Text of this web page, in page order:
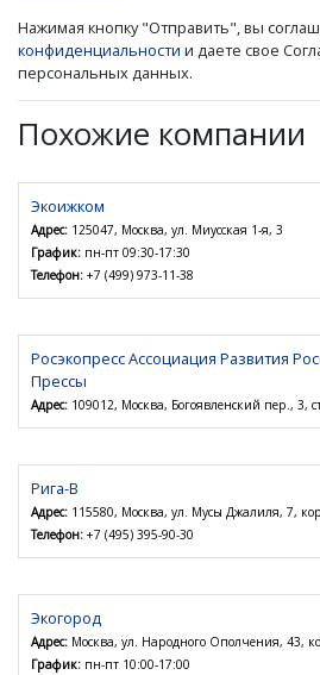
Нажимая кнопку "Отправить", вы
конфиденциальности и даете свое
персональных данных.
Похожие компании
Экоижком
Адрес: 125047, Москва, ул. Миусская 1-я, 3
График: пн-пт 09:30-17:30
Телефон: +7 (499) 973-11-38
Росэкопресс Ассоциация Развития
Прессы
Адрес: 109012, Москва, Богоявленский пер., 3,
Рига-В
Адрес: 115580, Москва, ул. Мусы Джалиля, 7,
Телефон: +7 (495) 395-90-30
Экогород
Адрес: Москва, ул. Народного Ополчения, 43,
График: пн-пт 10:00-17:00